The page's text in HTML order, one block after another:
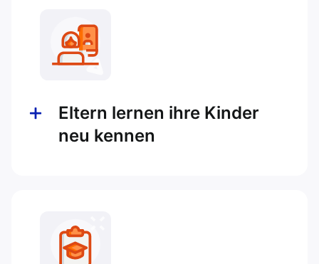
Eltern lernen ihre Kinder
neu kennen